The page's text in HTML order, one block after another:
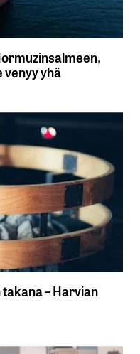
venyy yhä
– Harvian